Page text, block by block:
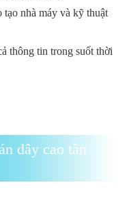
tạo nhà máy và kỹ thuật
thông tin trong suốt thời
dây cao tần